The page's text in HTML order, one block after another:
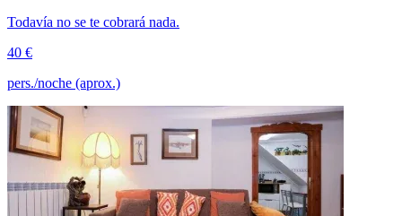
Todavía no se te cobrará nada.
40 €
pers./noche (aprox.)